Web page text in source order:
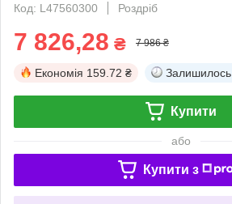
Код: L47560300
Роздріб
7 826,28 ₴ 7 986 ₴
Економія 159.72 ₴ Залишилось
Купити
або
Купити з